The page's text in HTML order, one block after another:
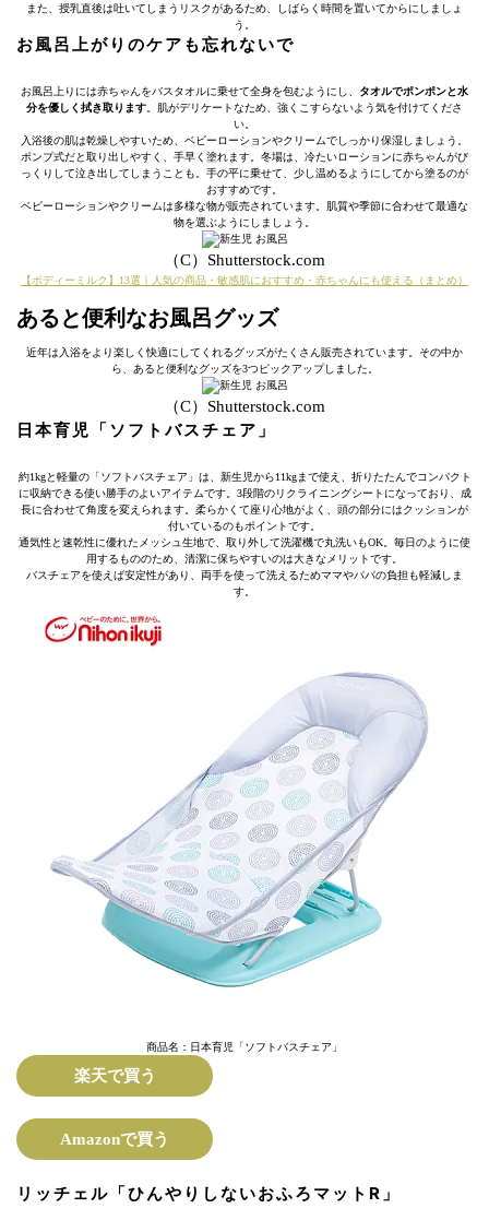
また、授乳直後は吐いてしまうリスクがあるため、しばらく時間を置いてからにしましょ
う。
お風呂上がりのケアも忘れないで
お風呂上りには赤ちゃんをバスタオルに乗せて全身を包むようにし、 タオルでポンポンと水
分を優しく拭き取ります 。肌がデリケートなため、強くこすらないよう気を付けてくださ
い。
入浴後の肌は乾燥しやすいため、ベビーローションやクリームでしっかり保湿しましょう。
ポンプ式だと取り出しやすく、手早く塗れます。冬場は、冷たいローションに赤ちゃんがび
っくりして泣き出してしまうことも。手の平に乗せて、少し温めるようにしてから塗るのが
おすすめです。
ベビーローションやクリームは多様な物が販売されています。肌質や季節に合わせて最適な
物を選ぶようにしましょう。
（C）Shutterstock.com
【ボディーミルク】13選｜人気の商品・敏感肌におすすめ・赤ちゃんにも使える（まとめ）
あると便利なお風呂グッズ
近年は入浴をより楽しく快適にしてくれるグッズがたくさん販売されています。その中か
ら、あると便利なグッズを3つピックアップしました。
（C）Shutterstock.com
日本育児「ソフトバスチェア」
約1kgと軽量の「ソフトバスチェア」は、新生児から11kgまで使え、折りたたんでコンパクト
に収納できる使い勝手のよいアイテムです。3段階のリクライニングシートになっており、成
長に合わせて角度を変えられます。柔らかくて座り心地がよく、頭の部分にはクッションが
付いているのもポイントです。
通気性と速乾性に優れたメッシュ生地で、取り外して洗濯機で丸洗いもOK。毎日のように使
用するもののため、清潔に保ちやすいのは大きなメリットです。
バスチェアを使えば安定性があり、両手を使って洗えるためママやパパの負担も軽減しま
す。
商品名：日本育児「ソフトバスチェア」
楽天で買う
Amazonで買う
リッチェル「ひんやりしないおふろマットR」